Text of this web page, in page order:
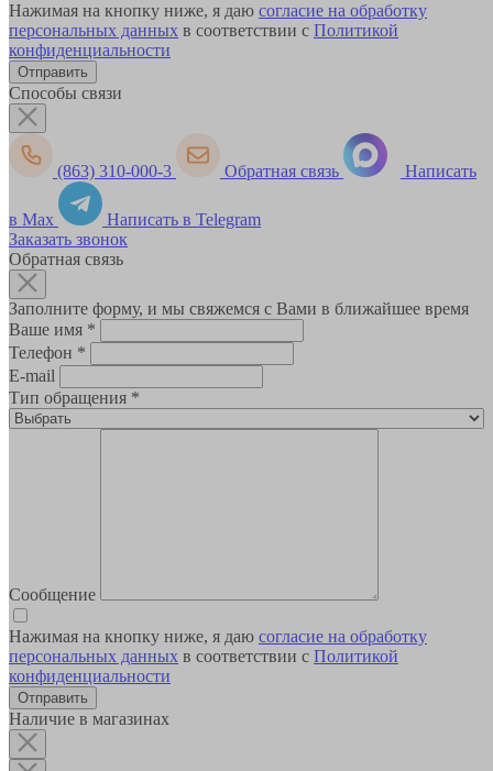
Нажимая на кнопку ниже, я даю согласие на обработку
персональных данных в соответствии с Политикой
конфиденциальности
Способы связи
(863) 310-000-3 Обратная связь Написать
в Max
Написать в Telegram
Заказать звонок
Обратная связь
Заполните форму, и мы свяжемся с Вами в ближайшее время
Ваше имя *
Телефон *
E-mail
Тип обращения *
Сообщение
Нажимая на кнопку ниже, я даю согласие на обработку
персональных данных в соответствии с Политикой
конфиденциальности
Наличие в магазинах